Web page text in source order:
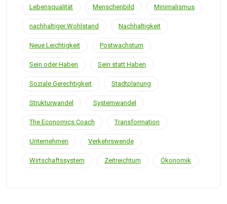
Lebensqualität Menschenbild Minimalismus
nachhaltiger Wohlstand Nachhaltigkeit
Neue Leichtigkeit Postwachstum
Sein oder Haben Sein statt Haben
Soziale Gerechtigkeit Stadtplanung
Strukturwandel Systemwandel
The Economics Coach Transformation
Unternehmen Verkehrswende
Wirtschaftssystem Zeitreichtum Ökonomik